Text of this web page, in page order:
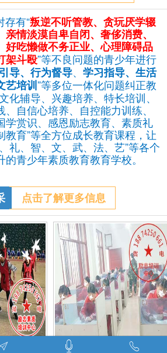
有“叛逆不听管教、 贪玩厌学辍
情淡漠自卑自闭、奢侈消费、
好吃懒做不务正业、心理障碍品
架斗殴”等不良问题的青少年进行
导、行为督导、 学习指导、生活
艺培训”等多位一体化问题纠正教
化辅导、兴趣培养、特长培训、
自信心培养、自控能力训练、
学赏识、感恩励志教育、素质礼
育”等全方位成长教育课程，让
礼、智、文、武、法、艺”等各个
青少年素质教育教育学校。
点击了解更多信息